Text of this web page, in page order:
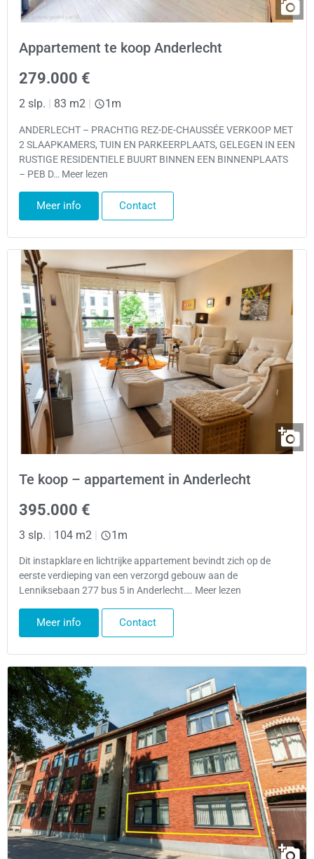
Appartement te koop Anderlecht
279.000 €
2 slp. | 83 m2 | 1m
ANDERLECHT – PRACHTIG REZ-DE-CHAUSSÉE VERKOOP MET
2 SLAAPKAMERS, TUIN EN PARKEERPLAATS, GELEGEN IN EEN
RUSTIGE RESIDENTIELE BUURT BINNEN EEN BINNENPLAATS
– PEB D… Meer lezen
Meer info Contact
Te koop – appartement in Anderlecht
395.000 €
3 slp. | 104 m2 | 1m
Dit instapklare en lichtrijke appartement bevindt zich op de
eerste verdieping van een verzorgd gebouw aan de
Lenniksebaan 277 bus 5 in Anderlecht…. Meer lezen
Meer info Contact